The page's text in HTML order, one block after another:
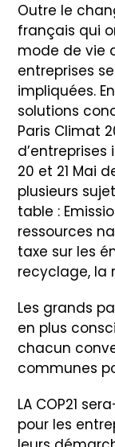
Outre le
français qui
mode de vie
entreprises
impliquées.
solutions
Paris Climat
20 et 21 Mai
plusieurs
table :
ressources
taxe sur les
recyclage, la
Les grands
en plus
chacun
communes
LA COP21
pour les